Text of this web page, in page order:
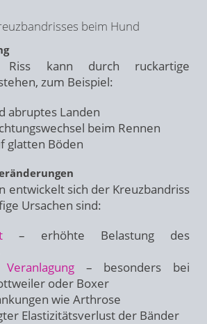
beim Hund
Riss kann durch ruckartige
zum Beispiel:
abruptes Landen
beim Rennen
glatten Böden
entwickelt sich der Kreuzbandriss
Ursachen sind:
– erhöhte Belastung des
– besonders bei
oder Boxer
wie Arthrose
Elastizitätsverlust der Bänder